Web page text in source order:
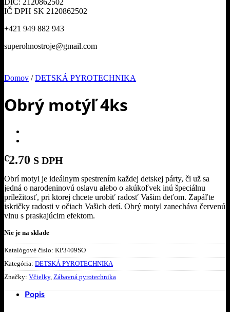
DIČ: 2120862502
IČ DPH SK 2120862502
+421 949 882 943
superohnostroje@gmail.com
Domov / DETSKÁ PYROTECHNIKA
Obrý motýľ 4ks
€2.70 S DPH
Obrí motyl je ideálnym spestrením každej detskej párty, či už sa
jedná o narodeninovú oslavu alebo o akúkoľvek inú špeciálnu
príležitosť, pri ktorej chcete urobiť radosť Vašim deťom. Zapáľte
iskričky radosti v očiach Vašich detí. Obrý motyl zanecháva červenú
vlnu s praskajúcim efektom.
Nie je na sklade
Katalógové číslo: KP3409SO
Kategória: DETSKÁ PYROTECHNIKA
Značky: Včielky, Zábavná pyrotechnika
Popis